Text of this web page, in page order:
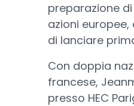
preparazione
azioni
di lanciare
Con doppia
francese,
presso HEC